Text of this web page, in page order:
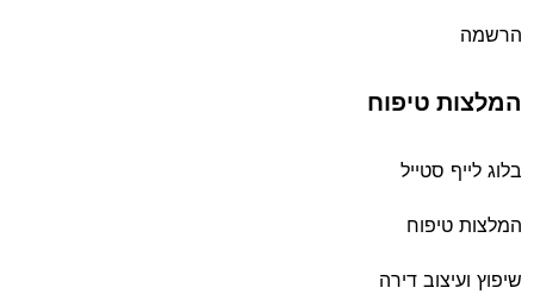
הרשמה
המלצות טיפוח
בלוג לייף סטייל
המלצות טיפוח
שיפוץ ועיצוב דירה